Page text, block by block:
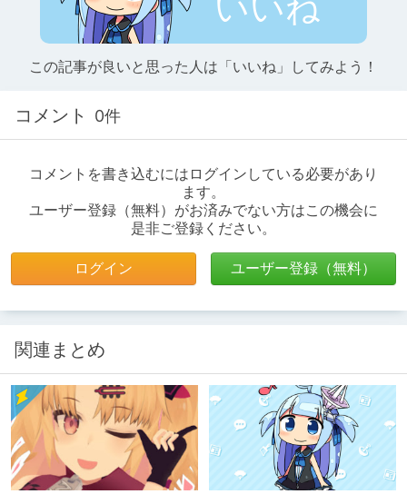
この記事が良いと思った人は「いいね」してみよう！
コメント 0件
コメントを書き込むにはログインしている必要があり
ます。
ユーザー登録（無料）がお済みでない方はこの機会に
是非ご登録ください。
ログイン ユーザー登録（無料）
関連まとめ